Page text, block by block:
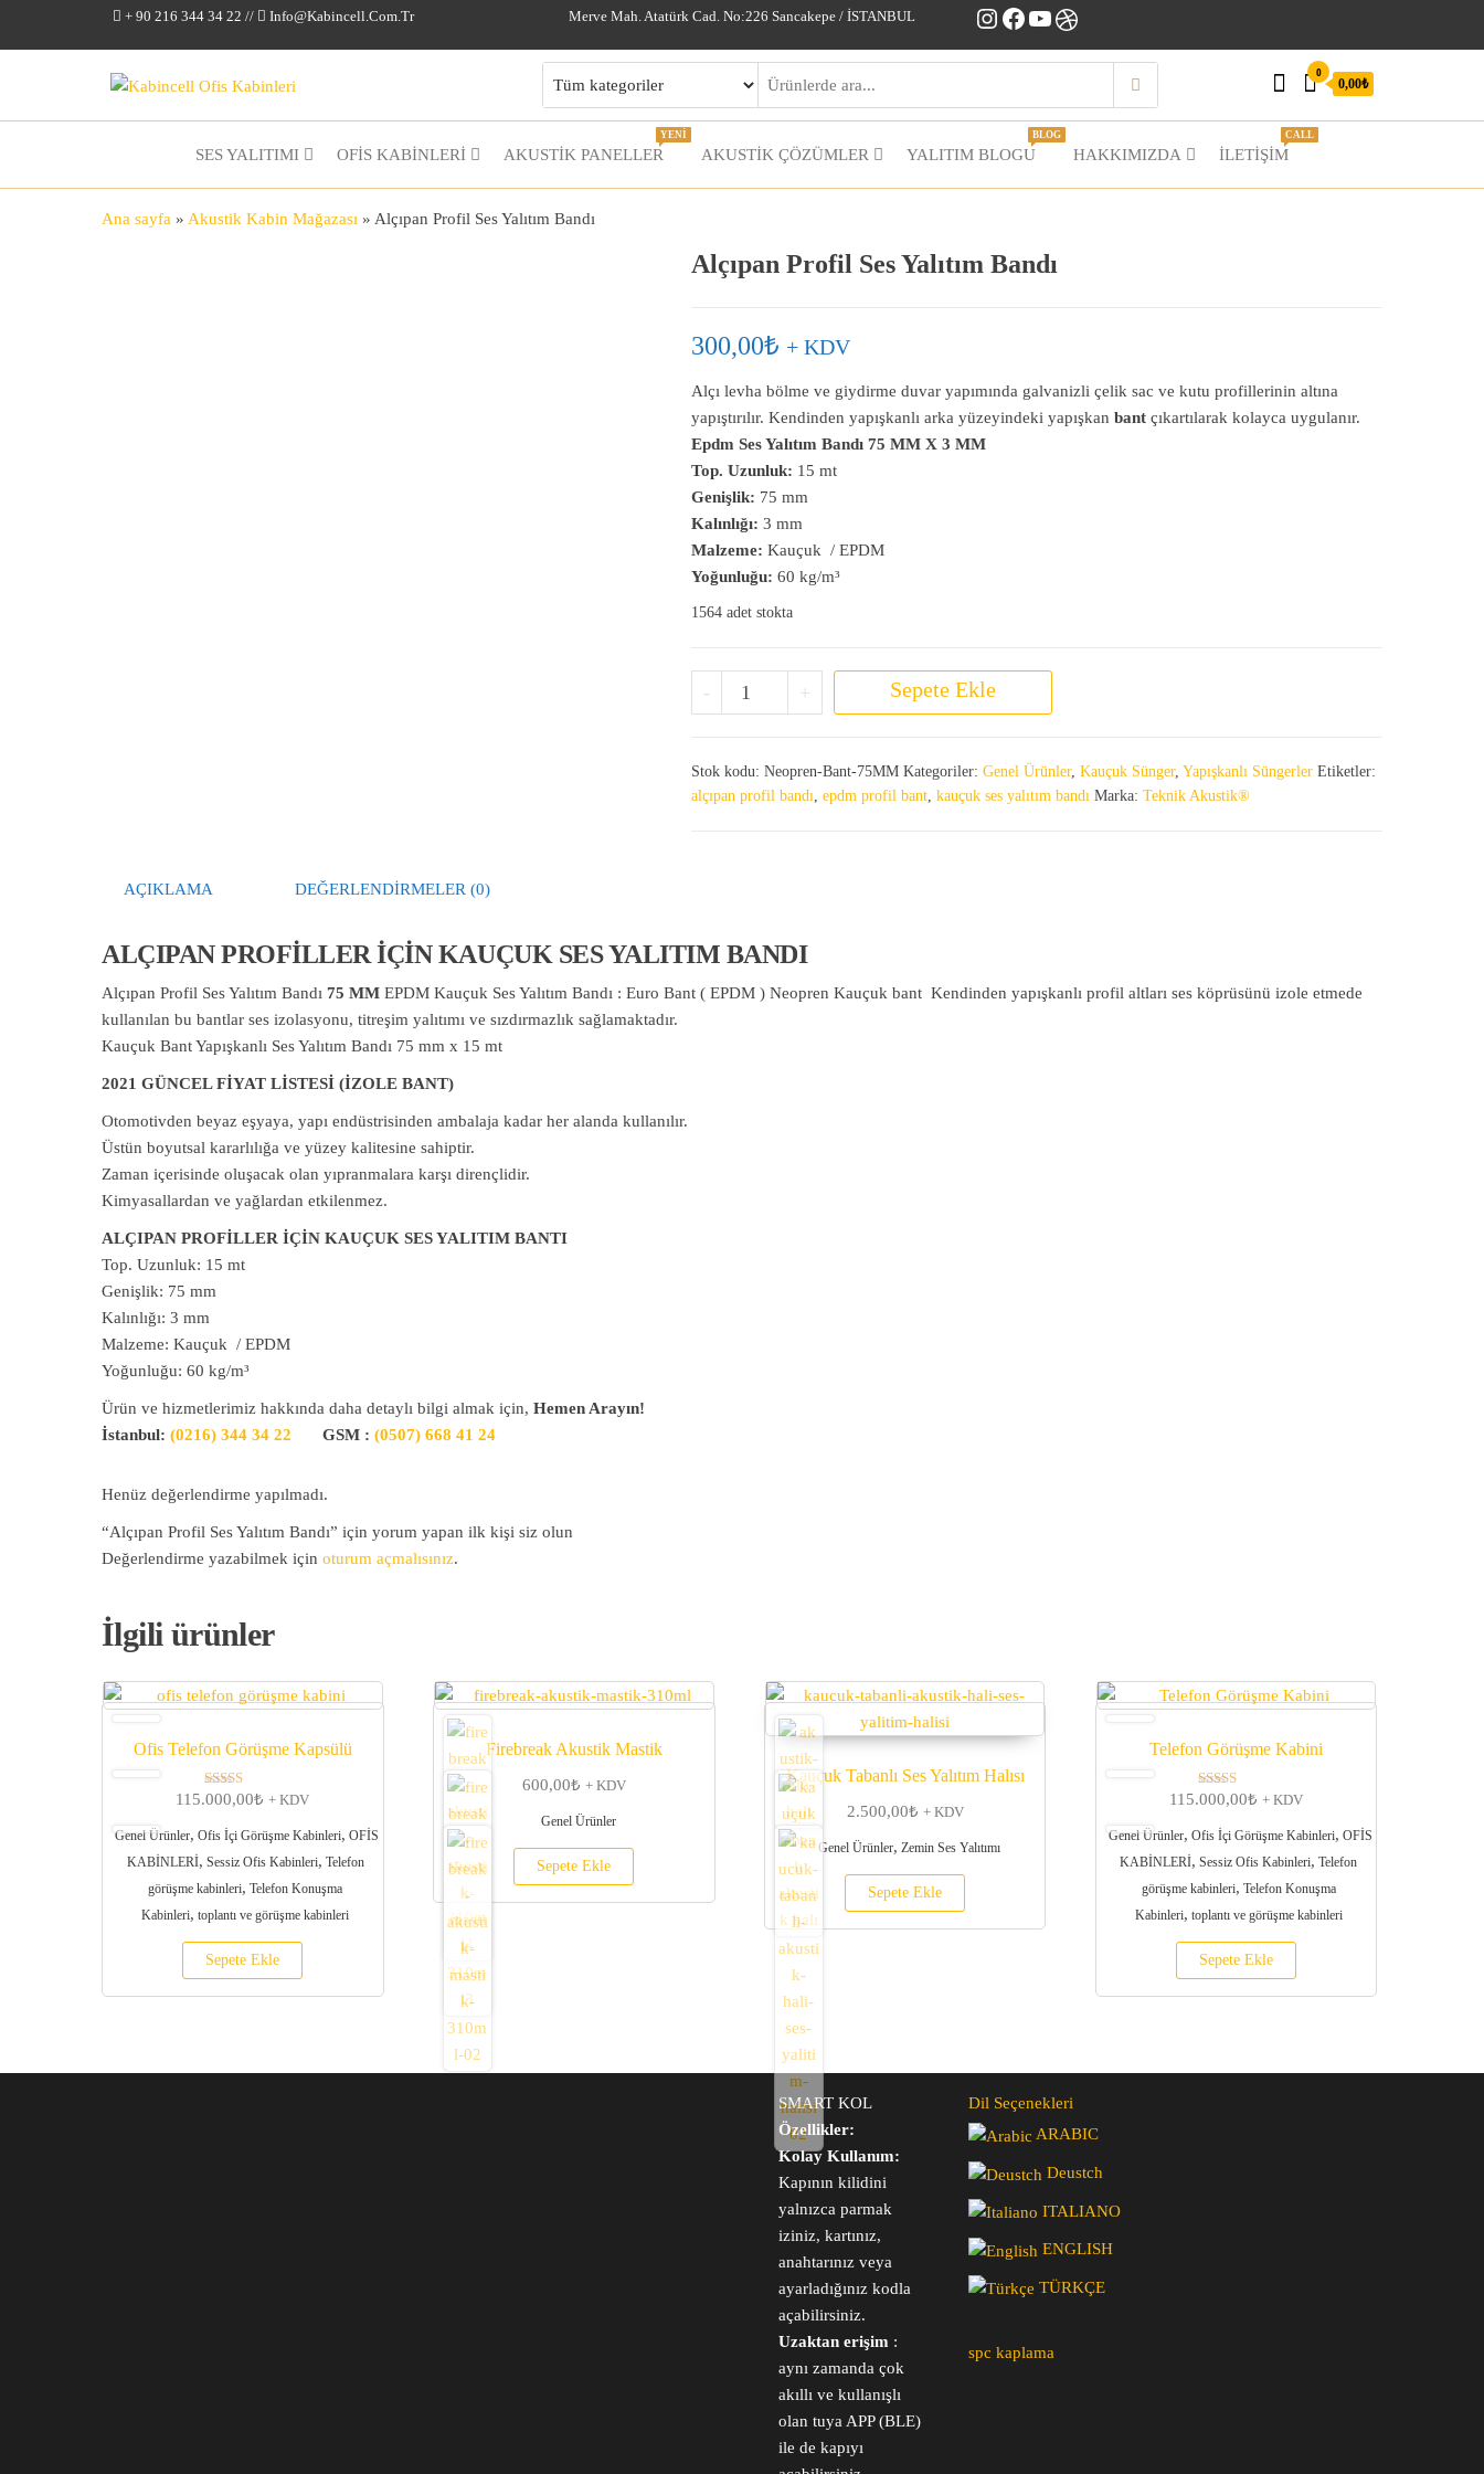
+ 90 216 344 34 22 // Info@kabincell.com.tr Merve Mah. Atatürk Cad. No:226 Sancakepe / İSTANBUL Instagram
Facebook
YouTube
Dribbble
Ofis
Kabinleri
0
0,00₺
SES YALITIMI OFİS KABİNLERİ AKUSTİK PANELLER
YENİ
AKUSTIK ÇÖZÜMLER YALITIM BLOGU
BLOG
HAKKIMIZDA İLETIŞIM
CALL
Ana sayfa » Akustik Kabin Mağazası » Alçıpan Profil Ses Yalıtım Bandı
Alçıpan Profil Ses Yalıtım Bandı
300,00₺ + KDV
Alçı levha bölme ve giydirme duvar yapımında galvanizli çelik sac ve kutu profillerinin altına
yapıştırılır. Kendinden yapışkanlı arka yüzeyindeki yapışkan bantçıkartılarak kolayca uygulanır.
Epdm Ses Yalıtım Bandı 75 MM X 3 MM
Top. Uzunluk: 15 mt
Genişlik: 75 mm
Kalınlığı: 3 mm
Malzeme: Kauçuk / EPDM
Yoğunluğu: 60 kg/m³
1564 adet stokta
- Alçıpan Profil Ses Yalıtım Bandı adet
+ Sepete Ekle
Stok kodu: Neopren-Bant-75MM Kategoriler: Genel Ürünler, Kauçuk Sünger, Yapışkanlı Süngerler Etiketler:
alçıpan profil bandı, epdm profil bant, kauçuk ses yalıtım bandı Marka: Teknik Akustik®
AÇIKLAMA DEĞERLENDIRMELER (0)
ALÇIPAN PROFİLLER İÇİN KAUÇUK SES YALITIM BANDI
Alçıpan Profil Ses Yalıtım Bandı 75 MM EPDM Kauçuk Ses Yalıtım Bandı : Euro Bant ( EPDM ) Neopren Kauçuk bant Kendinden yapışkanlı profil altları ses köprüsünü izole etmede
kullanılan bu bantlar ses izolasyonu, titreşim yalıtımı ve sızdırmazlık sağlamaktadır.
Kauçuk Bant Yapışkanlı Ses Yalıtım Bandı 75 mm x 15 mt
2021 GÜNCEL FİYAT LİSTESİ (İZOLE BANT)
Otomotivden beyaz eşyaya, yapı endüstrisinden ambalaja kadar her alanda kullanılır.
Üstün boyutsal kararlılığa ve yüzey kalitesine sahiptir.
Zaman içerisinde oluşacak olan yıpranmalara karşı dirençlidir.
Kimyasallardan ve yağlardan etkilenmez.
ALÇIPAN PROFİLLER İÇİN KAUÇUK SES YALITIM BANTI
Top. Uzunluk: 15 mt
Genişlik: 75 mm
Kalınlığı: 3 mm
Malzeme: Kauçuk / EPDM
Yoğunluğu: 60 kg/m³
Ürün ve hizmetlerimiz hakkında daha detaylı bilgi almak için, Hemen Arayın!
İstanbul: (0216) 344 34 22 GSM : (0507) 668 41 24
Henüz değerlendirme yapılmadı.
“Alçıpan Profil Ses Yalıtım Bandı” için yorum yapan ilk kişi siz olun
Değerlendirme yazabilmek için oturum açmalısınız.
İlgili ürünler
Ofis Telefon Görüşme Kapsülü
5 üzerinden
oy aldı
115.000,00₺ + KDV
Genel Ürünler, Ofis İçi Görüşme Kabinleri, OFİS
KABİNLERİ, Sessiz Ofis Kabinleri, Telefon
görüşme kabinleri, Telefon Konuşma
Kabinleri, toplantı ve görüşme kabinleri
Sepete Ekle
Firebreak Akustik Mastik
600,00₺ + KDV
Genel Ürünler
Sepete Ekle
Kauçuk Tabanlı Ses Yalıtım Halısı
2.500,00₺ + KDV
Genel Ürünler, Zemin Ses Yalıtımı
Sepete Ekle
Telefon Görüşme Kabini
5 üzerinden
oy aldı
115.000,00₺ + KDV
Genel Ürünler, Ofis İçi Görüşme Kabinleri, OFİS
KABİNLERİ, Sessiz Ofis Kabinleri, Telefon
görüşme kabinleri, Telefon Konuşma
Kabinleri, toplantı ve görüşme kabinleri
Sepete Ekle
SMART KOL
Özellikler:
Kolay Kullanım:
Kapının kilidini
yalnızca parmak
iziniz, kartınız,
anahtarınız veya
ayarladığınız kodla
açabilirsiniz.
Uzaktan erişim :
aynı zamanda çok
akıllı ve kullanışlı
olan tuya APP (BLE)
ile de kapıyı
Dil Seçenekleri
ARABIC
Deustch
ITALIANO
ENGLISH
TÜRKÇE
spc kaplama